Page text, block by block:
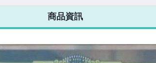
ELEVEN 運費只要38元
不限金額、筆數，筆筆優惠無限次！
商品資訊